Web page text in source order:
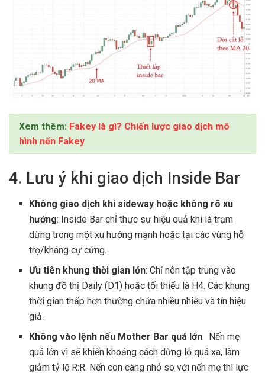
Xem thêm: Fakey là gì? Chiến lược giao dịch mô
hình nến Fakey
4. Lưu ý khi giao dịch Inside Bar
Không giao dịch khi sideway hoặc không rõ xu
hướng: Inside Bar chỉ thực sự hiệu quả khi là trạm
dừng trong một xu hướng mạnh hoặc tại các vùng hỗ
trợ/kháng cự cứng.
Ưu tiên khung thời gian lớn: Chỉ nên tập trung vào
khung đồ thị Daily (D1) hoặc tối thiểu là H4. Các khung
thời gian thấp hơn thường chứa nhiều nhiễu và tín hiệu
giả.
Không vào lệnh nếu Mother Bar quá lớn: Nến mẹ
quá lớn vì sẽ khiến khoảng cách dừng lỗ quá xa, làm
giảm tỷ lệ R:R. Nến con càng nhỏ so với nến mẹ thì lực